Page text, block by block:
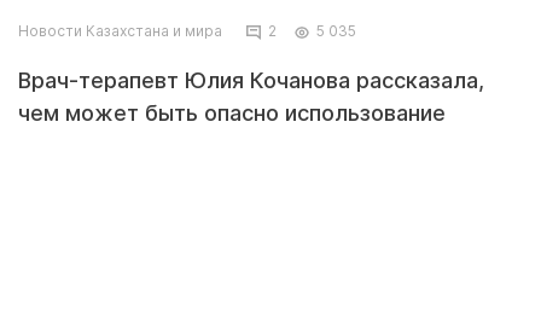
Новости Казахстана и мира 2 5 035
Врач-терапевт Юлия Кочанова рассказала,
чем может быть опасно использование